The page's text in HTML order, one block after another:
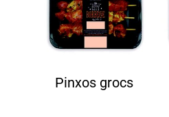
Pinxos grocs